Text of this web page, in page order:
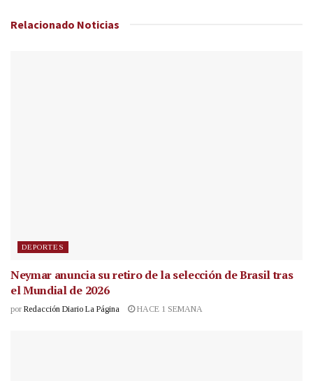
Relacionado Noticias
DEPORTES
Neymar anuncia su retiro de la selección de Brasil tras
el Mundial de 2026
por Redacción Diario La Página HACE 1 SEMANA